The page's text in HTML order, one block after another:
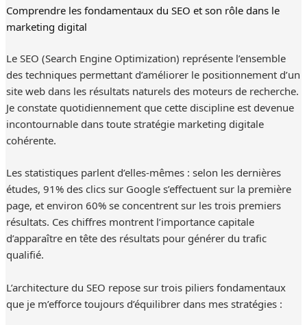
Comprendre les fondamentaux du SEO et son rôle dans le
marketing digital
Le SEO (Search Engine Optimization) représente l’ensemble
des techniques permettant d’améliorer le positionnement d’un
site web dans les résultats naturels des moteurs de recherche.
Je constate quotidiennement que cette discipline est devenue
incontournable dans toute stratégie marketing digitale
cohérente.
Les statistiques parlent d’elles-mêmes : selon les dernières
études, 91% des clics sur Google s’effectuent sur la première
page, et environ 60% se concentrent sur les trois premiers
résultats. Ces chiffres montrent l’importance capitale
d’apparaître en tête des résultats pour générer du trafic
qualifié.
L’architecture du SEO repose sur trois piliers fondamentaux
que je m’efforce toujours d’équilibrer dans mes stratégies :